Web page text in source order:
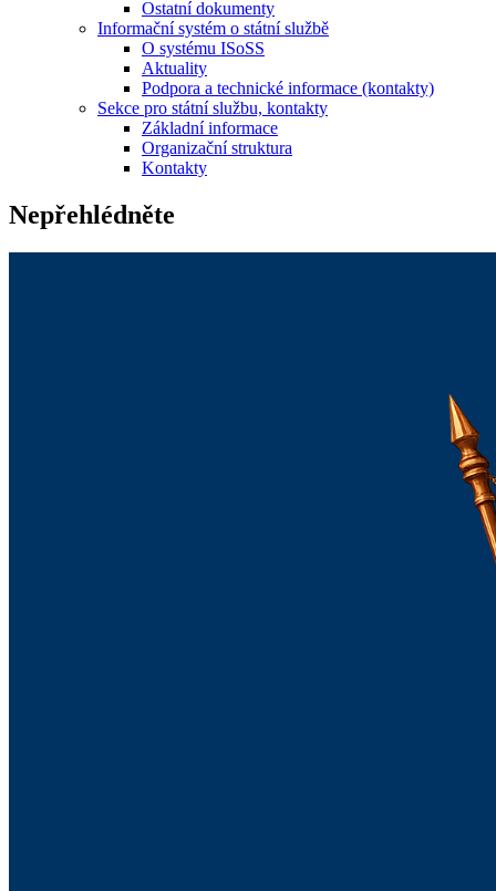
Ostatní dokumenty
Informační systém o státní službě
O systému ISoSS
Aktuality
Podpora a technické informace (kontakty)
Sekce pro státní službu, kontakty
Základní informace
Organizační struktura
Kontakty
Nepřehlédněte